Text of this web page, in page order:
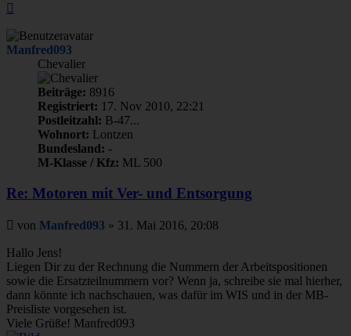
Manfred093
Chevalier
Beiträge: 8916
Registriert: 17. Nov 2010, 22:21
Postleitzahl: B-47...
Wohnort: Lontzen
Bundesland: -
M-Klasse / Kfz: ML 500
Re: Motoren mit Ver- und Entsorgung
Beitrag
von Manfred093 » 31. Mai 2016, 20:08
Hallo Jens!
Liegen Dir zu der Rechnung die Nummern der Arbeitspositionen
sowie die Ersatzteilnummern vor? Wenn ja, schreibe sie mal hierher,
dann könnte ich nachschauen, was dafür im WIS und in der MB-
Preisliste vorgesehen ist.
Viele Grüße! Manfred093